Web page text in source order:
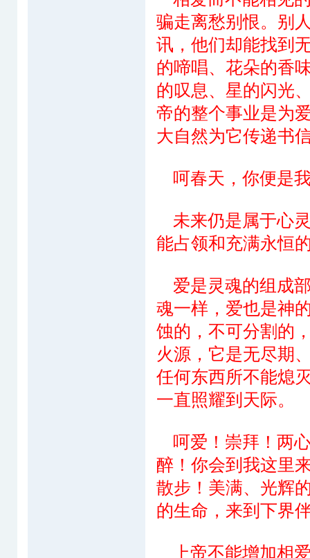
骗走离愁别恨。别
讯，他们却能找到
的啼唱、花朵的香
的叹息、星的闪光
帝的整个事业是为
大自然为它传递书
呵春天，你便是
未来仍是属于心
能占领和充满永恒
爱是灵魂的组成
魂一样，爱也是神
蚀的，不可分割的
火源，它是无尽期
任何东西所不能熄
一直照耀到天际。
呵爱！崇拜！两
醉！你会到我这里
散步！美满、光辉
的生命，来到下界
上帝不能增加相